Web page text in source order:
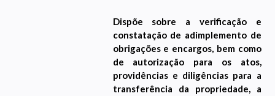
Dispõe sobre a verificação e
constatação de adimplemento de
obrigações e encargos, bem como
de autorização para os atos,
providências e diligências para a
transferência da propriedade, a